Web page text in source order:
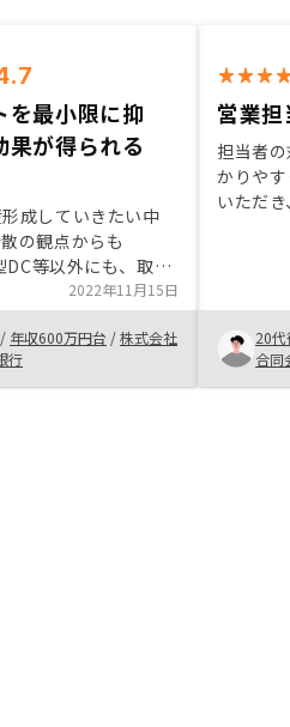
を最小限に抑
果が得られる
成していきたい中
の観点からも
DC等以外にも、取り
、不動産投資に関心が
の信頼も抜群であ
断に至った。投資後の
て、抜群。
2022年11月15日
/ 年収600万円台 /株式会社
行
営業
担当者
かりや
いただ
20代
合同